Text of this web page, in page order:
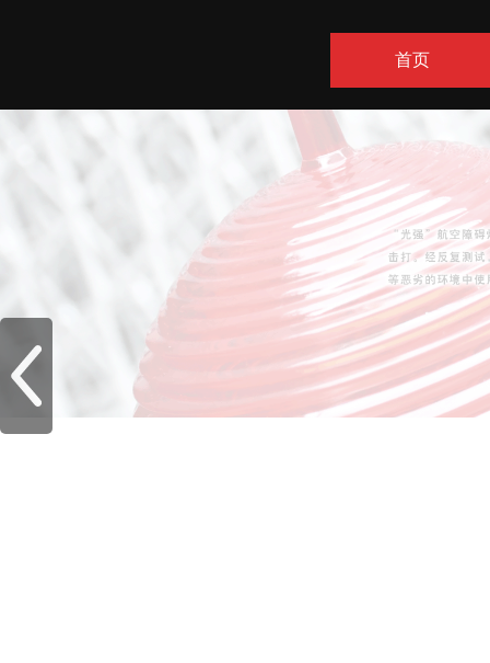
首页
联系方式